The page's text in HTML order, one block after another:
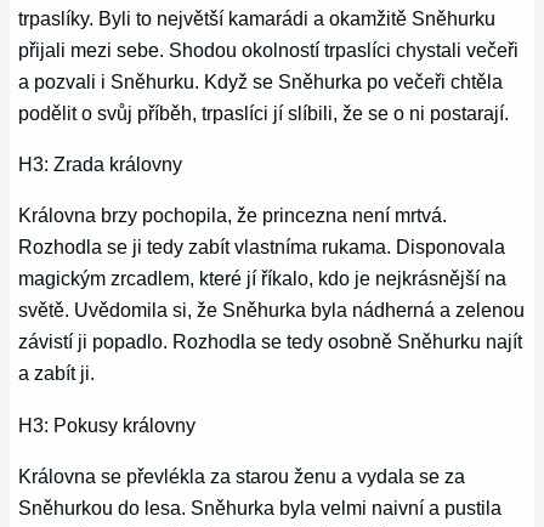
trpaslíky. Byli to největší kamarádi a okamžitě Sněhurku
přijali mezi sebe. Shodou okolností trpaslíci chystali večeři
a pozvali i Sněhurku. Když se Sněhurka po večeři chtěla
podělit o svůj příběh, trpaslíci jí slíbili, že se o ni postarají.
H3: Zrada královny
Královna brzy pochopila, že princezna není mrtvá.
Rozhodla se ji tedy zabít vlastníma rukama. Disponovala
magickým zrcadlem, které jí říkalo, kdo je nejkrásnější na
světě. Uvědomila si, že Sněhurka byla nádherná a zelenou
závistí ji popadlo. Rozhodla se tedy osobně Sněhurku najít
a zabít ji.
H3: Pokusy královny
Královna se převlékla za starou ženu a vydala se za
Sněhurkou do lesa. Sněhurka byla velmi naivní a pustila